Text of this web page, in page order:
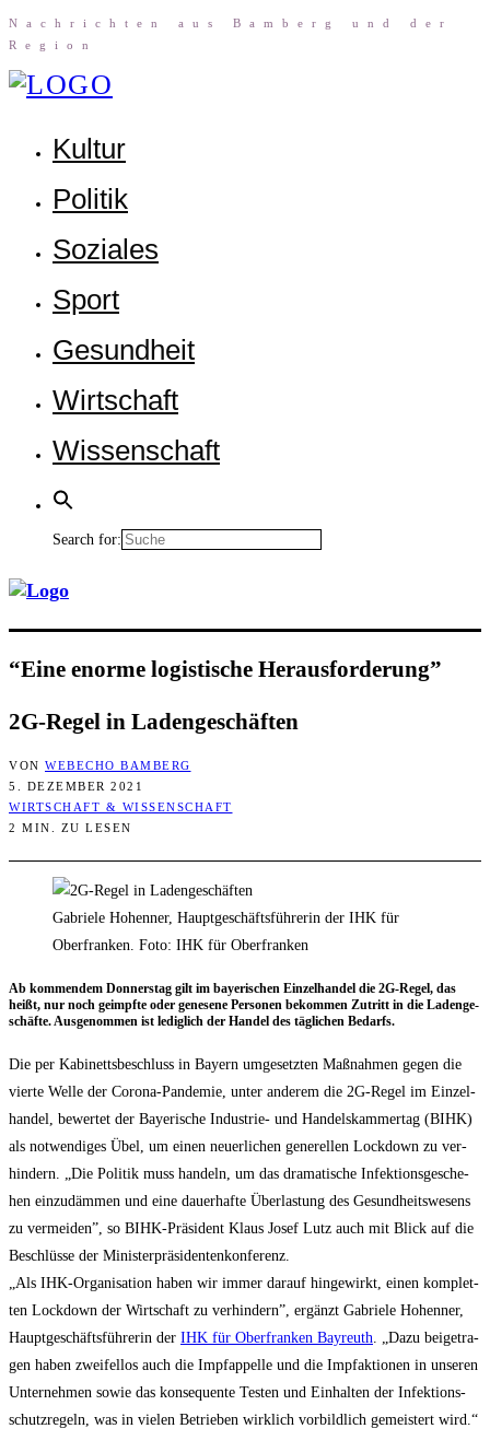
Nach­rich­ten aus Bam­berg und der
Region
Kul­tur
Poli­tik
Sozia­les
Sport
Gesund­heit
Wirt­schaft
Wis­sen­schaft
Search for:
“Eine enor­me logis­ti­sche Herausforderung”
2G-Regel in Ladengeschäften
VON WEBECHO BAMBERG
5. DEZEMBER 2021
WIRTSCHAFT & WISSENSCHAFT
2 MIN. ZU LESEN
Gabriele Hohenner, Hauptgeschäftsführerin der IHK für
Oberfranken. Foto: IHK für Oberfranken
Ab kom­men­dem Don­ners­tag gilt im baye­ri­schen Ein­zel­han­del die 2G-Regel, das
heißt, nur noch geimpf­te oder gene­se­ne Per­so­nen bekom­men Zutritt in die Laden­ge­
schäf­te. Aus­ge­nom­men ist ledig­lich der Han­del des täg­li­chen Bedarfs.
Die per Kabi­netts­be­schluss in Bay­ern umge­setz­ten Maß­nah­men gegen die
vier­te Wel­le der Coro­na-Pan­de­mie, unter ande­rem die 2G-Regel im Ein­zel­
han­del, bewer­tet der Baye­ri­sche Indus­trie- und Han­dels­kam­mer­tag (BIHK)
als not­wen­di­ges Übel, um einen neu­er­li­chen gene­rel­len Lock­down zu ver­
hin­dern. „Die Poli­tik muss han­deln, um das dra­ma­ti­sche Infek­ti­ons­ge­sche­
hen ein­zu­däm­men und eine dau­er­haf­te Über­las­tung des Gesund­heits­we­sens
zu ver­mei­den”, so BIHK-Prä­si­dent Klaus Josef Lutz auch mit Blick auf die
Beschlüs­se der Minis­ter­prä­si­den­ten­kon­fe­renz.
„Als IHK-Orga­ni­sa­ti­on haben wir immer dar­auf hin­ge­wirkt, einen kom­plet­
ten Lock­down der Wirt­schaft zu ver­hin­dern”, ergänzt Gabrie­le Hohen­ner,
Haupt­ge­schäfts­füh­re­rin der IHK für Ober­fran­ken Bay­reuth . „Dazu bei­getra­
gen haben zwei­fel­los auch die Impf­ap­pel­le und die Impf­ak­tio­nen in unse­ren
Unter­neh­men sowie das kon­se­quen­te Tes­ten und Ein­hal­ten der Infek­ti­ons­
schutz­re­geln, was in vie­len Betrie­ben wirk­lich vor­bild­lich gemeis­tert wird.“